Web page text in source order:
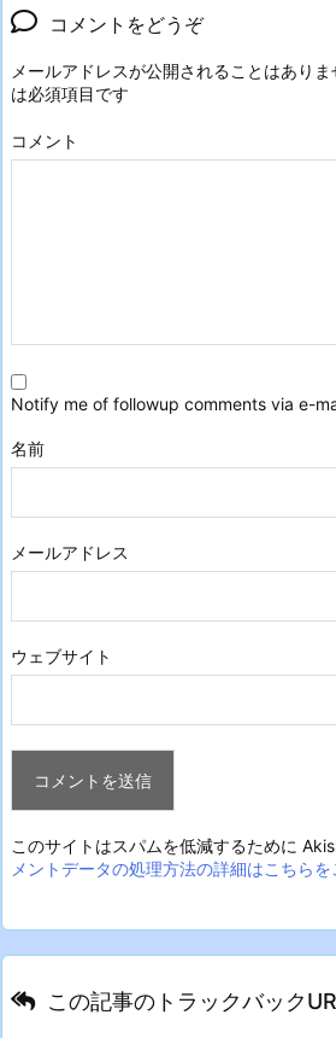
コメントをどうぞ
メールアドレスが公開されることはありま
は必須項目です
コメント
Notify me of followup comments via e-
名前
メールアドレス
ウェブサイト
このサイトはスパムを低減するために
メントデータの処理方法の詳細はこちら
この記事のトラックバック